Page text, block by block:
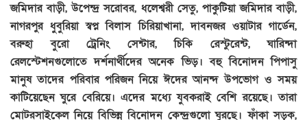
জমিদার বাড়ী, উপেন্দ্র সরোবর, ধলেশ্বরী সেতু, পাকুটিয়া জমিদার বাড়ী,
নাগরপুর ধুবুরিয়া স্বপ্ন বিলাস চিরিয়াখানা, দাবনজর ওয়াটার গার্ডেন,
বরুহা বুরে‌া ট্রেনিং সেন্টার, চিকি রেস্টুরেন্ট, ঘারিন্দা
রেলস্টেশনগুলোতে দর্শনার্থীদের অনেক ভিড়। বহু বিনোদন পিপাসু
মানুষ তাদের পরিবার পরিজন নিয়ে ঈদের আনন্দ উপভোগ ও সময়
কাটিয়েছেন ঘুরে বেরিয়ে। এদের মধ্যে যুবকরাই বেশি রয়েছে। তারা
মোটরসাইকেল নিয়ে বিভিন্ন বিনোদন কেন্দ্রগুলো ঘুরছে। ফাঁকা সড়ক,